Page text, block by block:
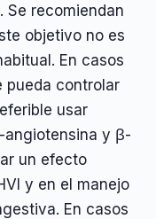
Se recomiendan
objetivo no es
En casos
pueda controlar
usar
angiotensina y β-
un efecto
y en el manejo
En casos